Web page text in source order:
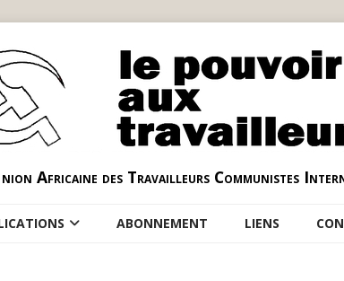
Africaine des Travailleurs Communistes
ABONNEMENT LIENS